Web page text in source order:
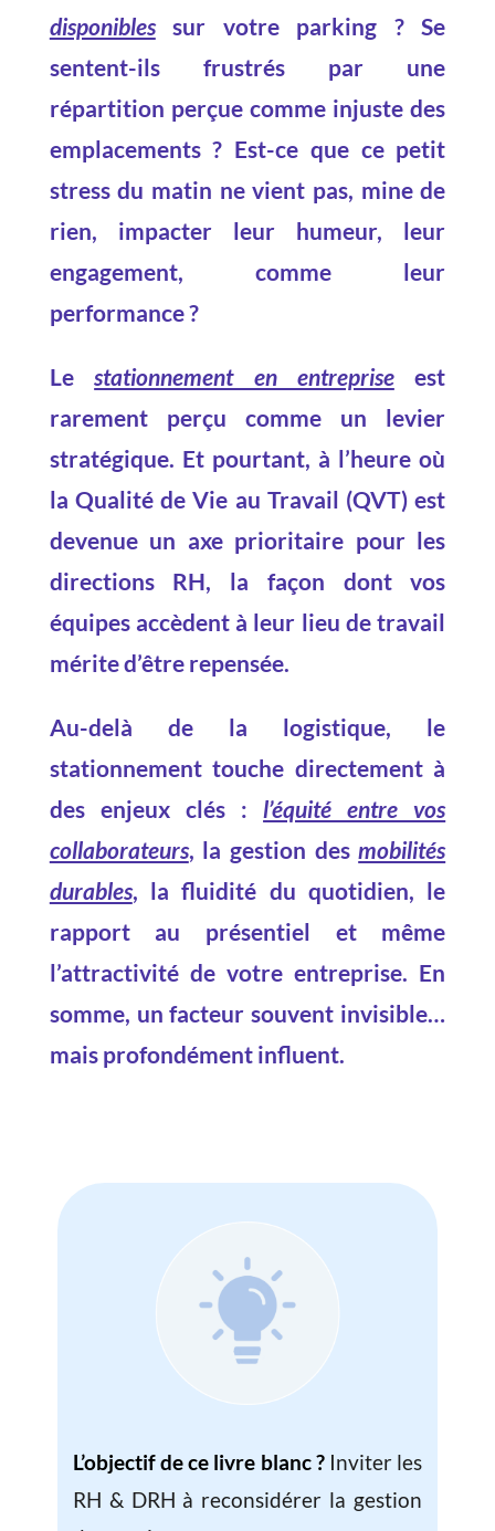
disponiblessur votre parking ? Se
sentent-ils frustrés par une
répartition perçue comme injuste des
emplacements ? Est-ce que ce petit
stress du matin ne vient pas, mine de
rien, impacter leur humeur, leur
engagement, comme leur
performance ?
Lestationnement en entrepriseest
rarement perçu comme un levier
stratégique. Et pourtant, à l’heure où
la Qualité de Vie au Travail (QVT) est
devenue un axe prioritaire pour les
directions RH, la façon dont vos
équipes accèdent à leur lieu de travail
mérite d’être repensée.
Au-delà de la logistique, le
stationnement touche directement à
des enjeux clés : l’équité entre vos
collaborateurs, la gestion desmobilités
durables, la fluidité du quotidien, le
rapport au présentiel et même
l’attractivité de votre entreprise. En
somme, un facteur souvent invisible…
mais profondément influent.
L’objectif de ce livre blanc ?Inviter les
RH & DRH à reconsidérer la gestion